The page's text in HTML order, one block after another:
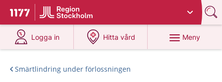
Till startsidan för 1177
Du har valt region
Logga in
på 1177.se
Hitta vård
på 1177.se
Meny
Smärtlindring under förlossningen